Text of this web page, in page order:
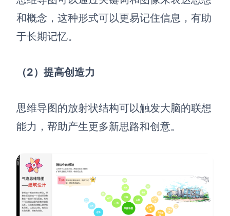
企业版申请试用
满足企业级团队协作和管理需求
帮助支持
帮助中心
获取详细功能指南和技术支持
知识分享社区
探索创意灵感与高效协作技巧
和概念，这种形式可以更易记住信息，有助
于长期记忆。
（2）提高创造力
思维导图的放射状结构可以触发大脑的联想
能力，帮助产生更多新思路和创意。